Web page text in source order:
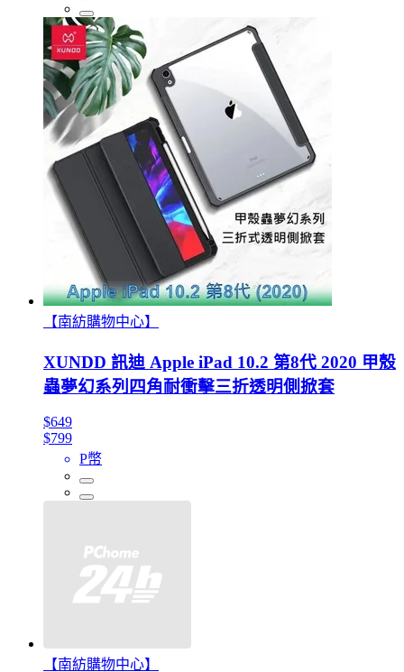
【南紡購物中心】
XUNDD 訊迪 Apple iPad 10.2 第8代 2020 甲殼
蟲夢幻系列四角耐衝擊三折透明側掀套
$649
$799
P幣
【南紡購物中心】